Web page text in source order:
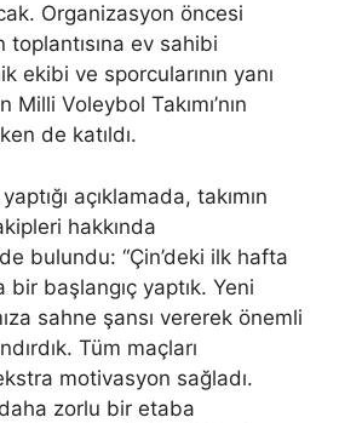
Organizasyon öncesi
toplantısına ev sahibi
ekibi ve sporcularının yanı
Milli Voleybol Takımı’nın
de katıldı.
açıklamada, takımın
hakkında
bulundu: “Çin’deki ilk hafta
bir başlangıç yaptık. Yeni
sahne şansı vererek önemli
Tüm maçları
motivasyon sağladı.
zorlu bir etaba